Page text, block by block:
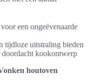
een ongeëvenaarde
tijdloze uitstraling bieden
kookontwerp
houtoven